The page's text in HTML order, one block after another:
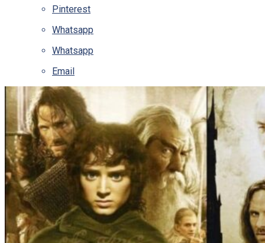
Pinterest
Whatsapp
Whatsapp
Email